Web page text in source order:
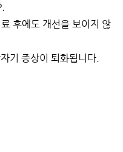
후에도 개선을 보이지 않
기 증상이 퇴화됩니다.